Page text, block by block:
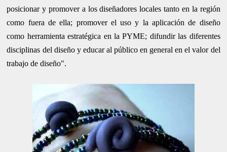
posicionar y promover a los diseñadores locales tanto en la región
como fuera de ella; promover el uso y la aplicación de diseño
como herramienta estratégica en la PYME; difundir las diferentes
disciplinas del diseño y educar al público en general en el valor del
trabajo de diseño".